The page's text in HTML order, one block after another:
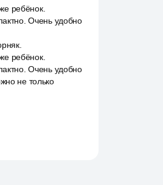
ребёнок.
Очень удобно
ребёнок.
Очень удобно
не только